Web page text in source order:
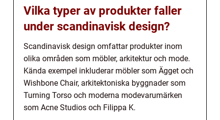
Vilka typer av produkter faller
under scandinavisk design?
Scandinavisk design omfattar produkter inom
olika områden som möbler, arkitektur och mode.
Kända exempel inkluderar möbler som Ägget och
Wishbone Chair, arkitektoniska byggnader som
Turning Torso och moderna modevarumärken
som Acne Studios och Filippa K.